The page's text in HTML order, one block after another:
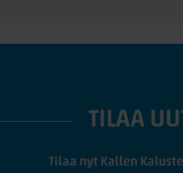
TILAA
Tilaa nyt Kallen